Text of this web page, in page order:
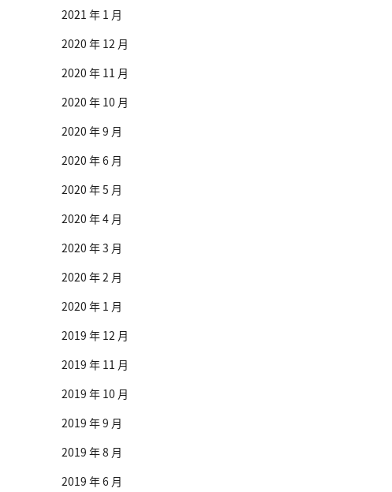
2021 年 1 月
2020 年 12 月
2020 年 11 月
2020 年 10 月
2020 年 9 月
2020 年 6 月
2020 年 5 月
2020 年 4 月
2020 年 3 月
2020 年 2 月
2020 年 1 月
2019 年 12 月
2019 年 11 月
2019 年 10 月
2019 年 9 月
2019 年 8 月
2019 年 6 月